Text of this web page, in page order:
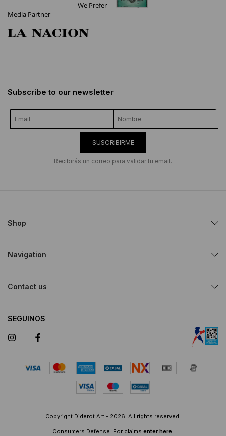
We Prefer
Media Partner
Subscribe to our newsletter
SUSCRIBIRME
Recibirás un correo para validar tu email.
Shop
Navigation
Contact us
SEGUINOS
Copyright Diderot.Art - 2026. All rights reserved.
Consumers Defense. For claims enter here.